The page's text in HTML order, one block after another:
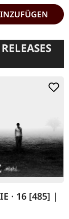
· 16 [485] |